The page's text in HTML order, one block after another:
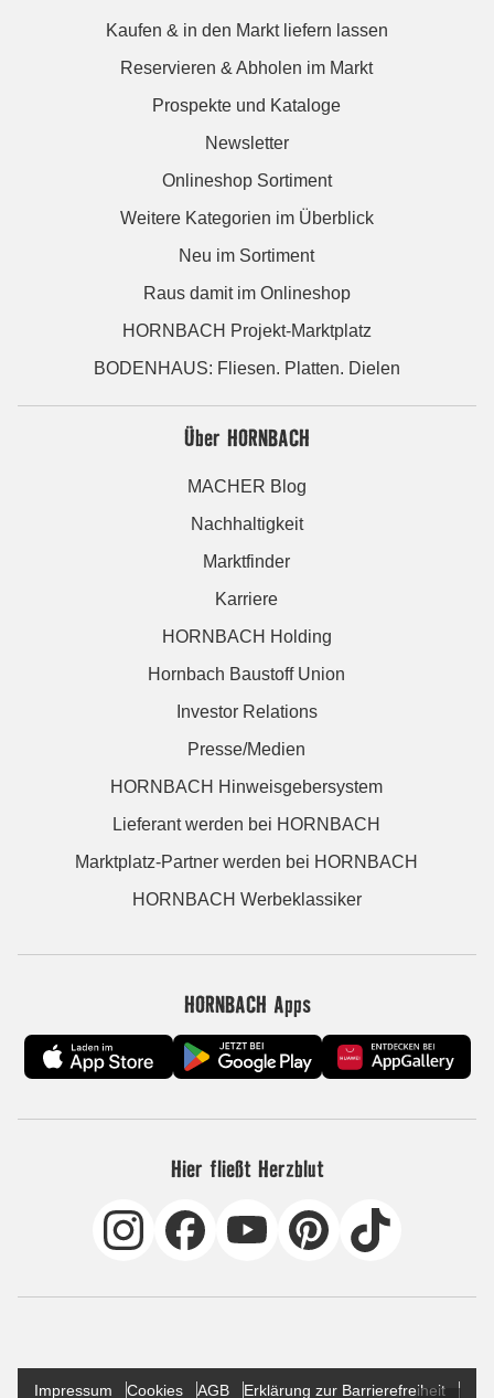
Kaufen & in den Markt liefern lassen
Reservieren & Abholen im Markt
Prospekte und Kataloge
Newsletter
Onlineshop Sortiment
Weitere Kategorien im Überblick
Neu im Sortiment
Raus damit im Onlineshop
HORNBACH Projekt-Marktplatz
BODENHAUS: Fliesen. Platten. Dielen
Über HORNBACH
MACHER Blog
Nachhaltigkeit
Marktfinder
Karriere
HORNBACH Holding
Hornbach Baustoff Union
Investor Relations
Presse/Medien
HORNBACH Hinweisgebersystem
Lieferant werden bei HORNBACH
Marktplatz-Partner werden bei HORNBACH
HORNBACH Werbeklassiker
HORNBACH Apps
Hier fließt Herzblut
Impressum Cookies AGB Erklärung zur Barrierefreiheit